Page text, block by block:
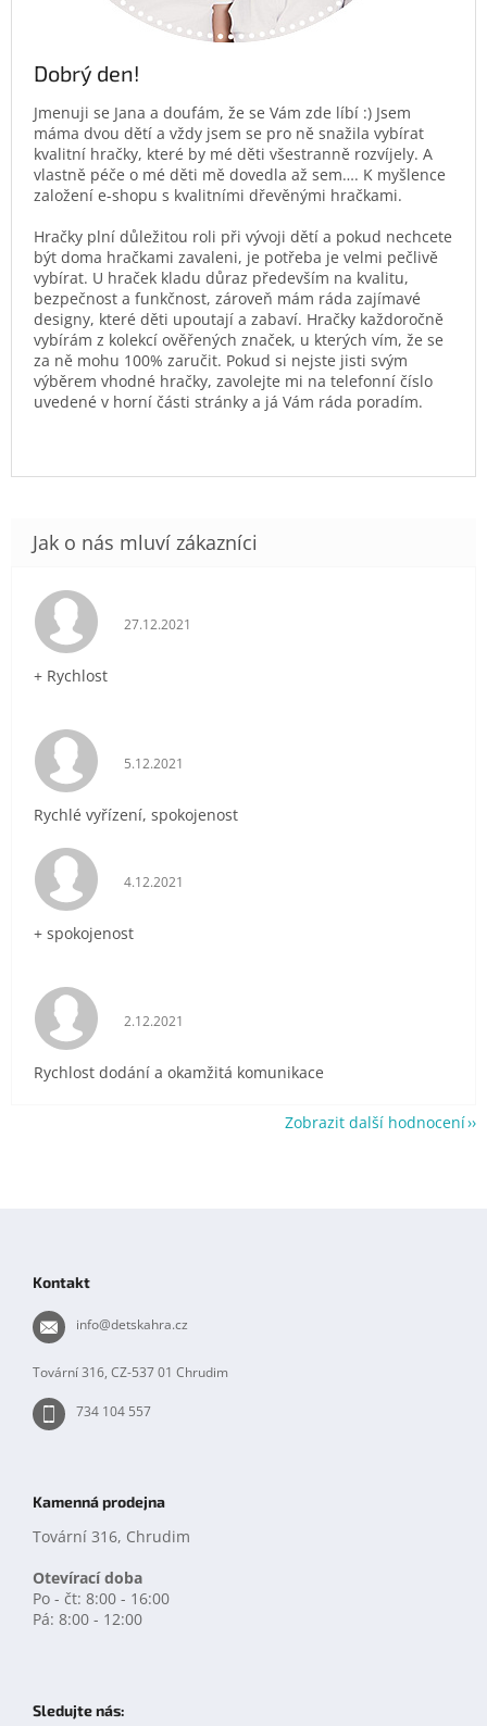
Dobrý den!
Jmenuji se Jana a doufám, že se Vám zde líbí :) Jsem
máma dvou dětí a vždy jsem se pro ně snažila vybírat
kvalitní hračky, které by mé děti všestranně rozvíjely. A
vlastně péče o mé děti mě dovedla až sem…. K myšlence
založení e-shopu s kvalitními dřevěnými hračkami.
Hračky plní důležitou roli při vývoji dětí a pokud nechcete
být doma hračkami zavaleni, je potřeba je velmi pečlivě
vybírat. U hraček kladu důraz především na kvalitu,
bezpečnost a funkčnost, zároveň mám ráda zajímavé
designy, které děti upoutají a zabaví. Hračky každoročně
vybírám z kolekcí ověřených značek, u kterých vím, že se
za ně mohu 100% zaručit. Pokud si nejste jisti svým
výběrem vhodné hračky, zavolejte mi na telefonní číslo
uvedené v horní části stránky a já Vám ráda poradím.
Hodnocení obchodu je 5 z 5 hvězdiček.
27.12.2021
+ Rychlost
Hodnocení obchodu je 5 z 5 hvězdiček.
5.12.2021
Rychlé vyřízení, spokojenost
Hodnocení obchodu je 5 z 5 hvězdiček.
4.12.2021
+ spokojenost
Hodnocení obchodu je 5 z 5 hvězdiček.
2.12.2021
Rychlost dodání a okamžitá komunikace
Zobrazit další hodnocení
Kontakt
info@detskahra.cz
Tovární 316, CZ-537 01 Chrudim
734 104 557
Kamenná prodejna
Tovární 316, Chrudim
Otevírací doba
Po - čt: 8:00 - 16:00
Pá: 8:00 - 12:00
Sledujte nás: